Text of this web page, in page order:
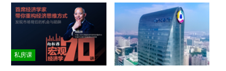
私房课